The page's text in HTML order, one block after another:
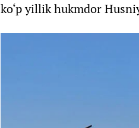
ko‘p yillik hukmdor